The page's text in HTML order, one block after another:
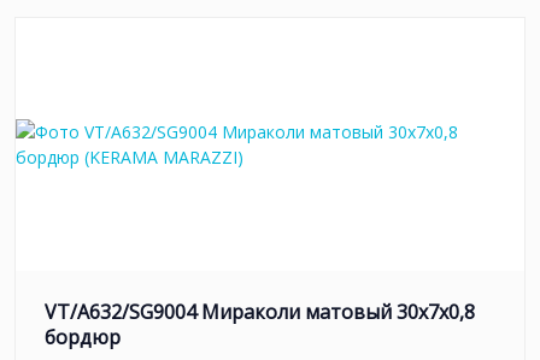
VT/A632/SG9004 Мираколи матовый 30x7x0,8
бордюр